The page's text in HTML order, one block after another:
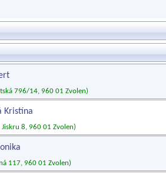
796/14, 960 01 Zvolen)
Kristína
Jiskru 8, 960 01 Zvolen)
117, 960 01 Zvolen)